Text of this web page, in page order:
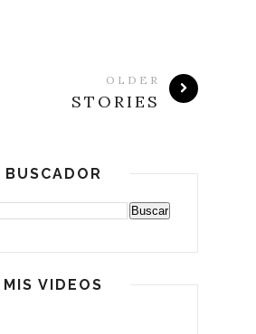
OLDER
STORIES
BUSCADOR
MIS VIDEOS